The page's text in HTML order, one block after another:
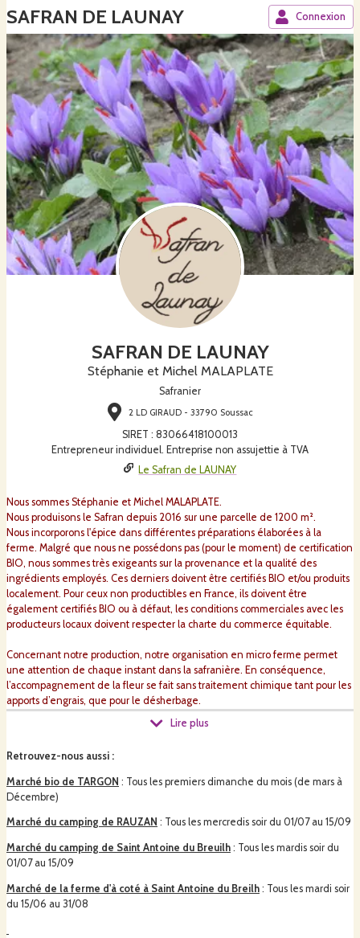
SAFRAN DE LAUNAY Connexion
SAFRAN DE LAUNAY
Stéphanie et Michel MALAPLATE
Safranier
2 LD GIRAUD - 33790 Soussac
SIRET : 83066418100013
Entrepreneur individuel. Entreprise non assujettie à TVA
Le Safran de LAUNAY
Nous sommes Stéphanie et Michel MALAPLATE.
Nous produisons le Safran depuis 2016 sur une parcelle de 1200 m².
Nous incorporons l'épice dans différentes préparations élaborées à la
ferme. Malgré que nous ne possédons pas (pour le moment) de certification
BIO, nous sommes très exigeants sur la provenance et la qualité des
ingrédients employés. Ces derniers doivent être certifiés BIO et/ou produits
localement. Pour ceux non productibles en France, ils doivent être
également certifiés BIO ou à défaut, les conditions commerciales avec les
producteurs locaux doivent respecter la charte du commerce équitable.
Concernant notre production, notre organisation en micro ferme permet
une attention de chaque instant dans la safranière. En conséquence,
l’accompagnement de la fleur se fait sans traitement chimique tant pour les
apports d’engrais, que pour le désherbage.
Nous serons heureux de vous faire goûter la plus part de nos produits. Pour
dessous.
proche de chez vous et cliquer sur commander pour remplir votre panier. Le
règlement se fera à la livraison.
A bientôt !
Lire plus
Retrouvez-nous aussi :
Marché bio de TARGON : Tous les premiers dimanche du mois (de mars à
Décembre)
Marché du camping de RAUZAN : Tous les mercredis soir du 01/07 au 15/09
Marché du camping de Saint Antoine du Breuilh : Tous les mardis soir du
01/07 au 15/09
Marché de la ferme d'à coté à Saint Antoine du Breilh : Tous les mardi soir
du 15/06 au 31/08